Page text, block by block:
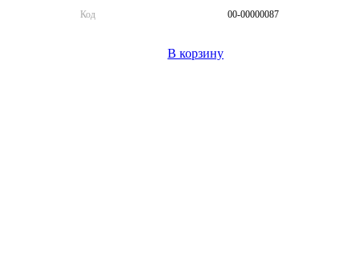
Код
00-00000087
В корзину